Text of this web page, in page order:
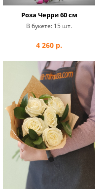
Роза Черри 60 см
В букете: 15 шт.
4 260 р.